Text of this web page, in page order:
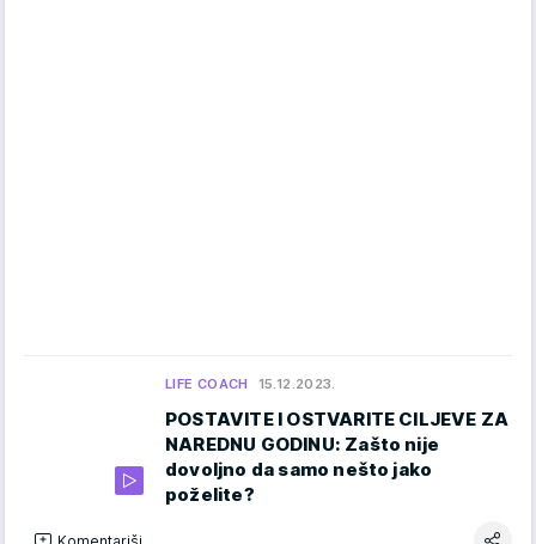
LIFE COACH 15.12.2023.
POSTAVITE I OSTVARITE CILJEVE ZA
NAREDNU GODINU: Zašto nije
dovoljno da samo nešto jako
poželite?
Komentariši